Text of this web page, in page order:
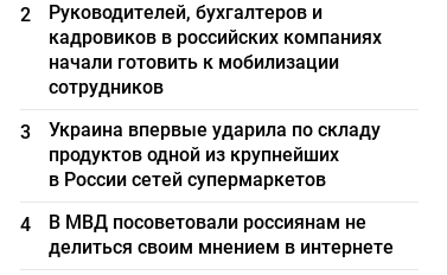
2
Руководителей, бухгалтеров и
кадровиков в российских компаниях
начали готовить к мобилизации
сотрудников
3
Украина впервые ударила по складу
продуктов одной из крупнейших
в России сетей супермаркетов
4
В МВД посоветовали россиянам не
делиться своим мнением в интернете